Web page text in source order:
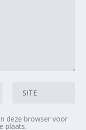
deze browser voor
plaats.